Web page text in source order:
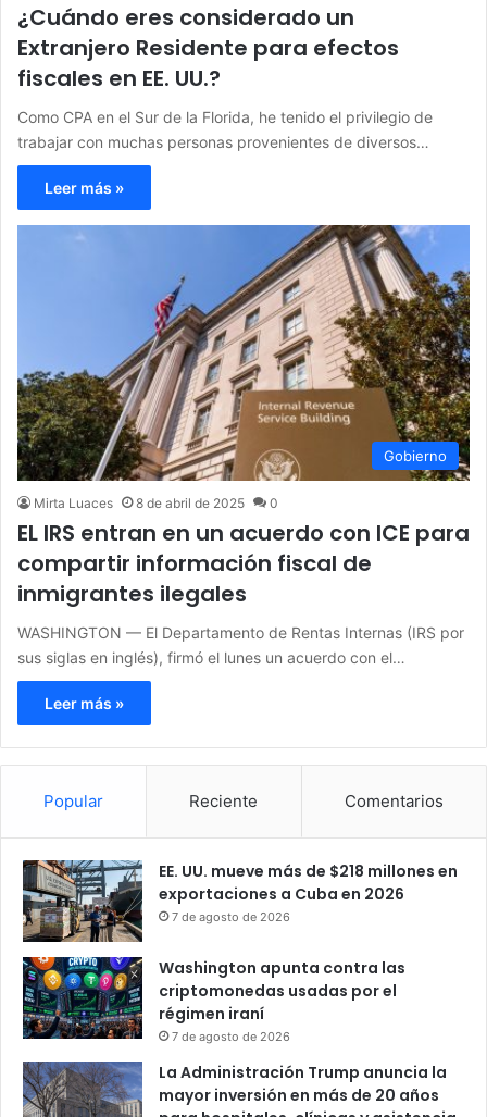
¿Cuándo eres considerado un
Extranjero Residente para efectos
fiscales en EE. UU.?
Como CPA en el Sur de la Florida, he tenido el privilegio de
trabajar con muchas personas provenientes de diversos…
Leer más »
Gobierno
Mirta Luaces 8 de abril de 2025 0
EL IRS entran en un acuerdo con ICE para
compartir información fiscal de
inmigrantes ilegales
WASHINGTON — El Departamento de Rentas Internas (IRS por
sus siglas en inglés), firmó el lunes un acuerdo con el…
Leer más »
Popular Reciente Comentarios
EE. UU. mueve más de $218 millones en
exportaciones a Cuba en 2026
7 de agosto de 2026
Washington apunta contra las
criptomonedas usadas por el
régimen iraní
7 de agosto de 2026
La Administración Trump anuncia la
mayor inversión en más de 20 años